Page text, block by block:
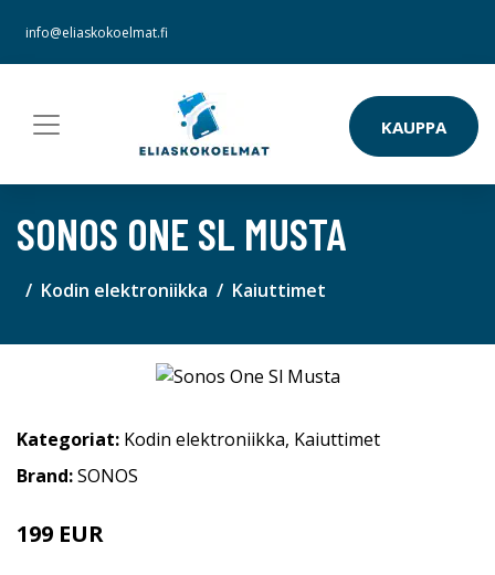
info@eliaskokoelmat.fi
KAUPPA
SONOS ONE SL MUSTA
Kodin elektroniikka Kaiuttimet
Kategoriat: Kodin elektroniikka, Kaiuttimet
Brand:SONOS
199 EUR